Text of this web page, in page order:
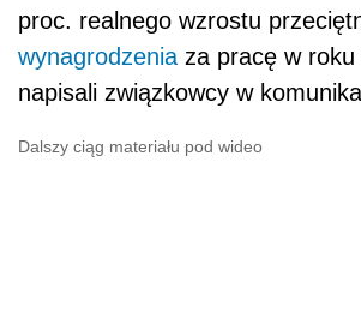
proc. realnego wzrostu
wynagrodzenia za pracę w roku
napisali związkowcy w
Dalszy ciąg materiału pod wideo